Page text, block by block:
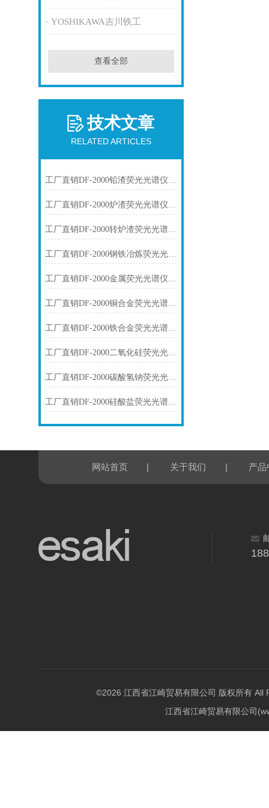
YOSHIKAWA吉川铁工
查看全部
技术文章
RELATED ARTICLES
工厂直销DF-2000铅渣荧光光谱仪技术参数
工厂直销DF-2000炉渣荧光光谱仪技术参数
工厂直销DF-2000转炉渣荧光光谱仪技术参数
工厂直销DF-2000钢铁冶炼荧光光谱仪技术参数
工厂直销DF-2000金属荧光光谱仪技术参数
工厂直销DF-2000铜合金荧光光谱仪技术参数
工厂直销DF-2000铁合金荧光光谱仪技术参数
工厂直销DF-2000二氧化硅荧光光谱仪技术参数
工厂直销DF-2000碳酸氢钠荧光光谱仪技术参数
工厂直销DF-2000硅酸盐荧光光谱仪技术参数
网站首页 | 关于我们 | 产品
©2026 江西省江崎贸易有限公司 版权所有 All
江西省江崎贸易有限公司